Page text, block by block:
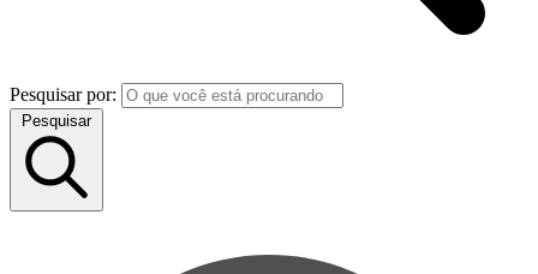
Pesquisar por:
Pesquisar